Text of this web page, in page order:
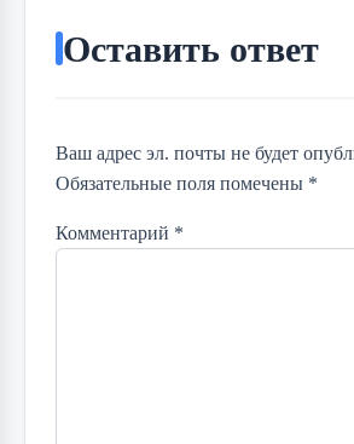
Оставить ответ
Ваш адрес эл. почты не будет
Обязательные поля помечены *
Комментарий *